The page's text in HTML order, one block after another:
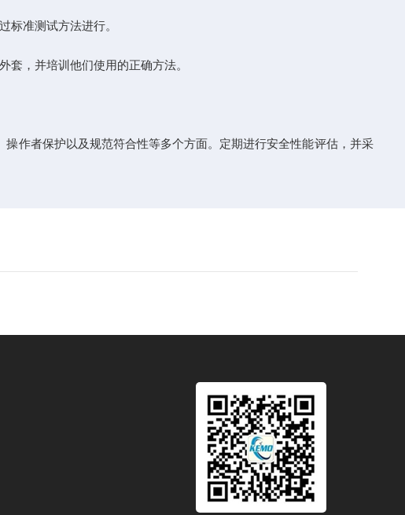
准测试方法进行。
，并培训他们使用的正确方法。
作者保护以及规范符合性等多个方面。定期进行安全性能评估，并采